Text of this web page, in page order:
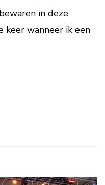
in deze
keer wanneer ik een